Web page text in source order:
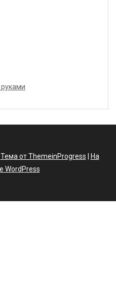
Тема от ThemeinProgress
На
WordPress